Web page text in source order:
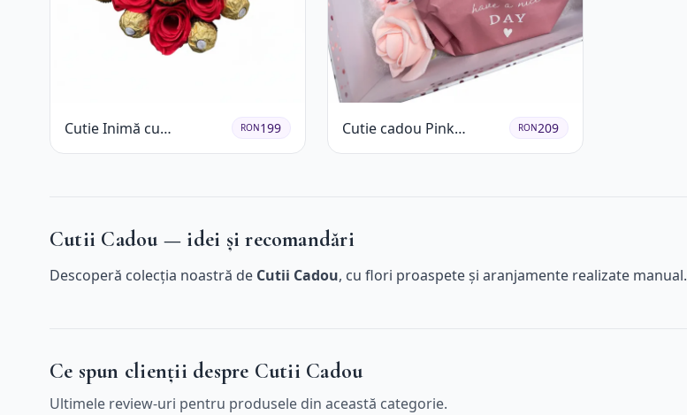
Cutie Inimă cu
Trandafiri Roșii și
RON199
Cutie cadou Pink
Blossom Day
RON209
Cutii Cadou — idei și recomandări
Descoperă colecția noastră de Cutii Cadou, cu flori proaspete și aranjamente realizate manual.
Ce spun clienții despre Cutii Cadou
Ultimele review-uri pentru produsele din această categorie.